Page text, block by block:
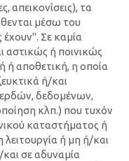
απεικονίσεις), τα
μέσω του
Σε καμία
αστικώς ή ποινικώς
ή αποθετική, η οποία
ή/και
δεδομένων,
κλπ.) που τυχόν
καταστήματος ή
λειτουργία ή μη ή/και
σε αδυναμία